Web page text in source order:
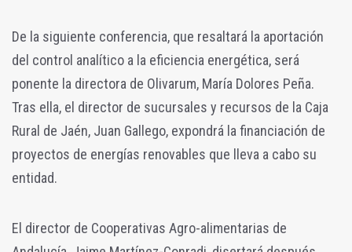
De la siguiente conferencia, que resaltará la aportación
del control analítico a la eficiencia energética, será
ponente la directora de Olivarum, María Dolores Peña.
Tras ella, el director de sucursales y recursos de la Caja
Rural de Jaén, Juan Gallego, expondrá la financiación de
proyectos de energías renovables que lleva a cabo su
entidad.
El director de Cooperativas Agro-alimentarias de